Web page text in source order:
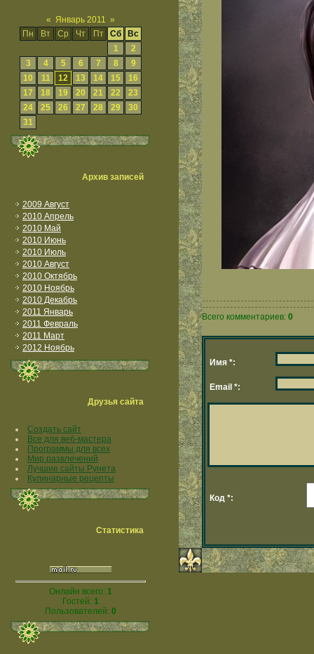
« Январь 2011 »
Пн
Вт Ср Чт Пт Сб
Вс
1
2
3
4 5 6 7 8
9
10
11 12 13 14 15
16
17
18 19 20 21 22
23
24
25 26 27 28 29
30
31
Архив записей
2009 Август
2010 Апрель
2010 Май
2010 Июнь
2010 Июль
2010 Август
2010 Октябрь
2010 Ноябрь
2010 Декабрь
2011 Январь
2011 Февраль
2011 Март
2012 Ноябрь
Друзья сайта
Создать сайт
Все для веб-мастера
Программы для всех
Мир развлечений
Лучшие сайты Рунета
Кулинарные рецепты
Статистика
Онлайн всего: 1
Гостей: 1
Пользователей: 0
Всего комментариев: 0
Имя *:
Email *:
Код *: